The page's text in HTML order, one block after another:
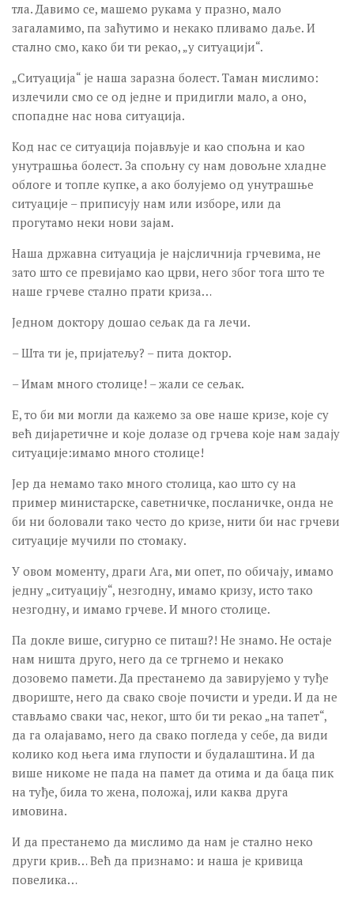
тла. Давимо се, машемо рукама у празно, мало
загаламимо, па заћутимо и некако пливамо даље. И
стално смо, како би ти рекао, „у ситуацији“.
„Ситуација“ је наша заразна болест. Таман мислимо:
излечили смо се од једне и придигли мало, а оно,
спопадне нас нова ситуација.
Код нас се ситуација појављује и као спољна и као
унутрашња болест. За спољну су нам довољне хладне
облоге и топле купке, а ако болујемо од унутрашње
ситуације – приписују нам или изборе, или да
прогутамо неки нови зајам.
Наша државна ситуација је најсличнија грчевима, не
зато што се превијамо као црви, него због тога што те
наше грчеве стално прати криза…
Једном доктору дошао сељак да га лечи.
– Шта ти је, пријатељу? – пита доктор.
– Имам много столице! – жали се сељак.
Е, то би ми могли да кажемо за ове наше кризе, које су
већ дијаретичне и које долазе од грчева које нам задају
ситуације:имамо много столице!
Јер да немамо тако много столица, као што су на
пример министарске, саветничке, посланичке, онда не
би ни боловали тако често до кризе, нити би нас грчеви
ситуације мучили по стомаку.
У овом моменту, драги Ага, ми опет, по обичају, имамо
једну „ситуацију“, незгодну, имамо кризу, исто тако
незгодну, и имамо грчеве. И много столице.
Па докле више, сигурно се питаш?! Не знамо. Не остаје
нам ништа друго, него да се тргнемо и некако
дозовемо памети. Да престанемо да завирујемо у туђе
двориште, него да свако своје почисти и уреди. И да не
стављамо сваки час, неког, што би ти рекао „на тапет“,
да га олајавамо, него да свако погледа у себе, да види
колико код њега има глупости и будалаштина. И да
више никоме не пада на памет да отима и да баца пик
на туђе, била то жена, положај, или каква друга
имовина.
И да престанемо да мислимо да нам је стално неко
други крив… Већ да признамо: и наша је кривица
повелика…